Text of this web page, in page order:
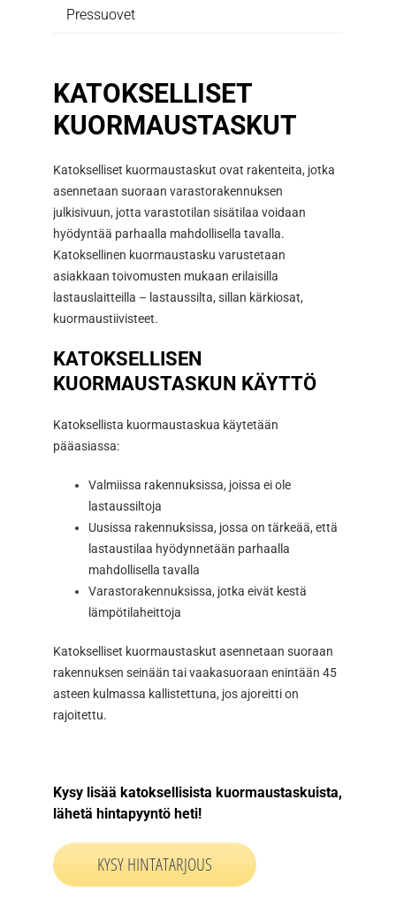
Pressuovet
KATOKSELLISET
KUORMAUSTASKUT
Katokselliset kuormaustaskut ovat rakenteita, jotka
asennetaan suoraan varastorakennuksen
julkisivuun, jotta varastotilan sisätilaa voidaan
hyödyntää parhaalla mahdollisella tavalla.
Katoksellinen kuormaustasku varustetaan
asiakkaan toivomusten mukaan erilaisilla
lastauslaitteilla – lastaussilta, sillan kärkiosat,
kuormaustiivisteet.
KATOKSELLISEN
KUORMAUSTASKUN KÄYTTÖ
Katoksellista kuormaustaskua käytetään
pääasiassa:
Valmiissa rakennuksissa, joissa ei ole
lastaussiltoja
Uusissa rakennuksissa, jossa on tärkeää, että
lastaustilaa hyödynnetään parhaalla
mahdollisella tavalla
Varastorakennuksissa, jotka eivät kestä
lämpötilaheittoja
Katokselliset kuormaustaskut asennetaan suoraan
rakennuksen seinään tai vaakasuoraan enintään 45
asteen kulmassa kallistettuna, jos ajoreitti on
rajoitettu.
Kysy lisää katoksellisista kuormaustaskuista,
lähetä hintapyyntö heti!
KYSY HINTATARJOUS